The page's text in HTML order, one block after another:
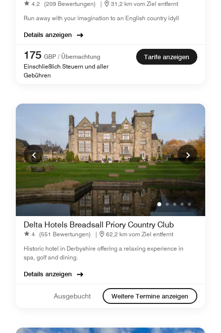
4.2 (209 Bewertungen) |
31,2 km vom Ziel entfernt
Run away with your imagination to an English country idyll
Details anzeigen
175 GBP / Übernachtung
Einschließlich Steuern und aller
Gebühren
Tarife anzeigen
Delta Hotels Breadsall Priory Country Club
4 (551 Bewertungen) |
62,2 km vom Ziel entfernt
Historic hotel in Derbyshire offering a relaxing experience in
spa, golf and dining.
Details anzeigen
Ausgebucht Weitere Termine anzeigen